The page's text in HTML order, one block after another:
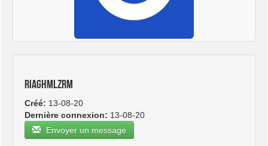
riaghmlzrm
Créé: 13-08-20
Dernière connexion: 13-08-20
Envoyer un message